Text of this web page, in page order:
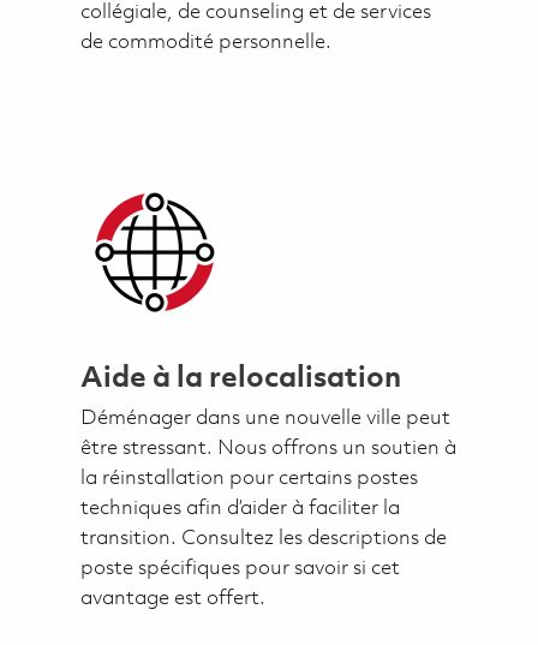
collégiale, de counseling et de services
de commodité personnelle.
Aide à la relocalisation
Déménager dans une nouvelle ville peut
être stressant. Nous offrons un soutien à
la réinstallation pour certains postes
techniques afin d’aider à faciliter la
transition. Consultez les descriptions de
poste spécifiques pour savoir si cet
avantage est offert.